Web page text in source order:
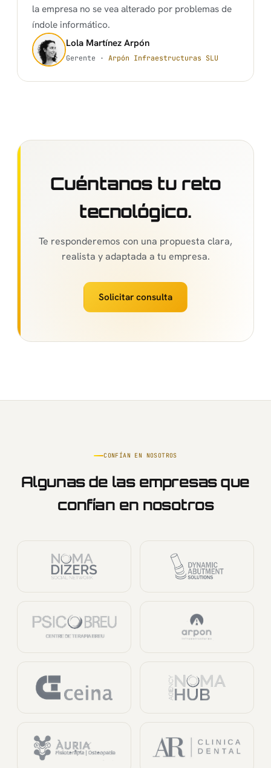
la empresa no se vea alterado por problemas de
índole informático.
Lola Martínez Arpón
Gerente · Arpón Infraestructuras SLU
Cuéntanos tu reto
tecnológico.
Te responderemos con una propuesta clara,
realista y adaptada a tu empresa.
Solicitar consulta
CONFÍAN EN NOSOTROS
Algunas de las empresas que
confían en nosotros